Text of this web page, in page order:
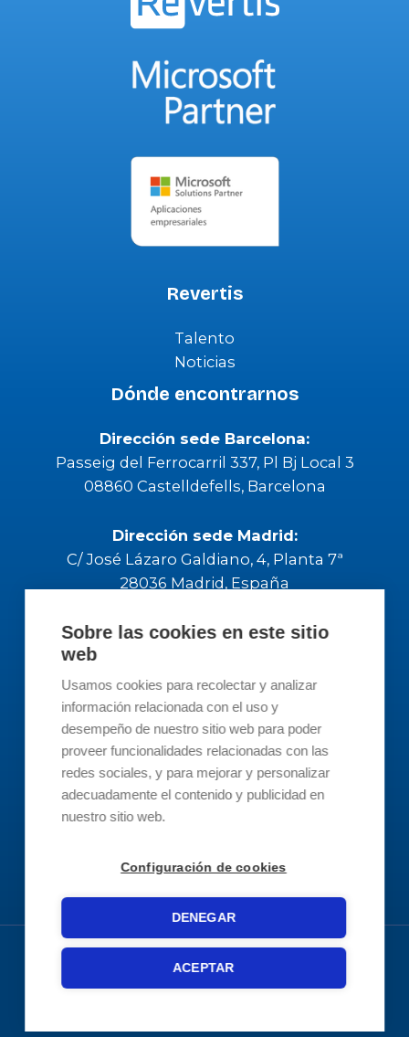
Sobre las cookies en este sitio
web
Usamos cookies para recolectar y analizar
información relacionada con el uso y
desempeño de nuestro sitio web para poder
proveer funcionalidades relacionadas con las
redes sociales, y para mejorar y personalizar
adecuadamente el contenido y publicidad en
nuestro sitio web.
Configuración de cookies
DENEGAR
ACEPTAR
Revertis
Talento
Noticias
Dónde encontrarnos
Dirección sede Barcelona:
Passeig del Ferrocarril 337, Pl Bj Local 3
08860 Castelldefells, Barcelona
Dirección sede Madrid:
C/ José Lázaro Galdiano, 4, Planta 7ª
28036 Madrid, España
Contacta con Nosotros
Contacto
info@revertis.com
93 519 3894
Copyright © 2026 Revertis